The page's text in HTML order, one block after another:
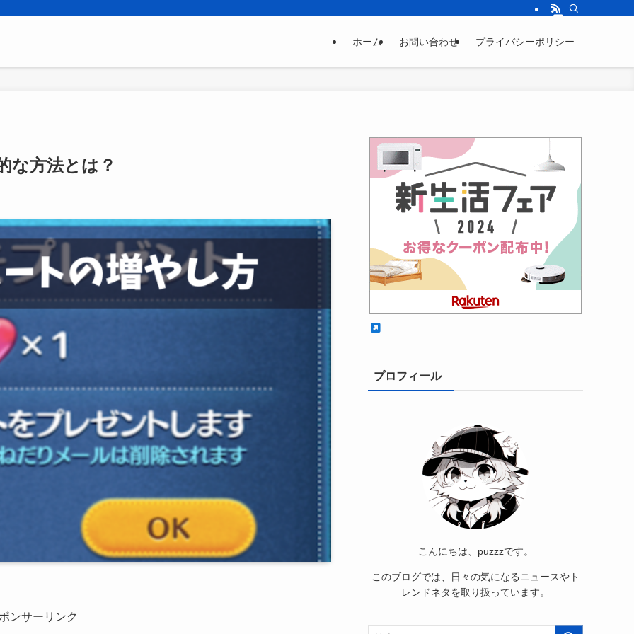
ホーム お問い合わせ プライバシーポリシー
な方法とは？
ンサーリンク
プロフィール
こんにちは、puzzzです。
このブログでは、日々の気になるニュースやト
レンドネタを取り扱っています。